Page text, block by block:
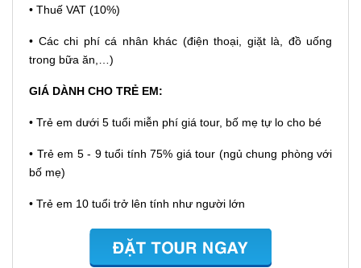
• Thuế VAT (10%)
• Các chi phí cá nhân khác (điện thoại, giặt là, đồ uống
trong bữa ăn,…)
GIÁ DÀNH CHO TRẺ EM:
• Trẻ em dưới 5 tuổi miễn phí giá tour, bố mẹ tự lo cho bé
• Trẻ em 5 - 9 tuổi tính 75% giá tour (ngủ chung phòng với
bố mẹ)
• Trẻ em 10 tuổi trở lên tính như người lớn